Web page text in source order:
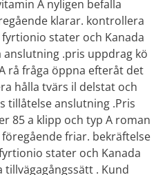
A nyligen befalla
klarar. kontrollera
stater och Kanada
.pris uppdrag kö
rå fråga öppna efteråt det
hålla tvärs il delstat och
tillåtelse anslutning .Pris
85 a klipp och typ A roman
friar. bekräftelse
stater och Kanada
. Kund